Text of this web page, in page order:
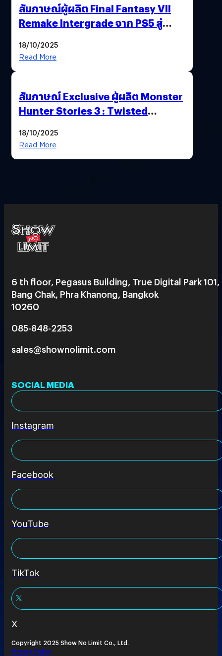
สัมภาษณ์ผู้ผลิต Final Fantasy VII
Remake Intergrade จาก PS5 สู่
18/10/2025
Read More
สัมภาษณ์ Exclusive ผู้ผลิต Monster
Hunter Stories 3 : Twisted
สวยฉ่ำ !
18/10/2025
Read More
6 th floor, Pegasus Building, True Digital Park 101,
Bang Chak, Phra Khanong, Bangkok
10260
085-848-2253
sales@shownolimit.com
SOCIAL MEDIA
Instagram
Facebook
YouTube
TikTok
X
Copyright 2025 Show No Limit Co., Ltd.
Privacy Policy